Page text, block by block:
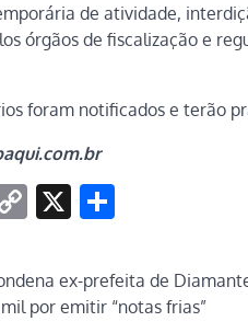
de atividade,
órgãos de fiscalização e
foram notificados e terão
Copy
X
ex-prefeita de
por emitir “notas frias”